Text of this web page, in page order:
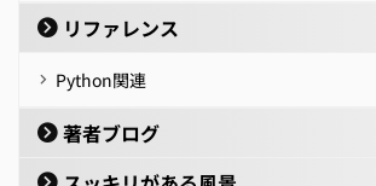
リファレンス
Python関連
著者ブログ